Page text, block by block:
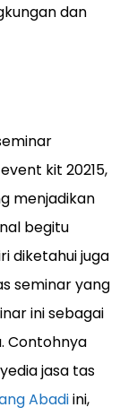
dan
kit 20215,
menjadikan
begitu
diketahui juga
seminar yang
ini sebagai
Contohnya
jasa tas
Abadiini,